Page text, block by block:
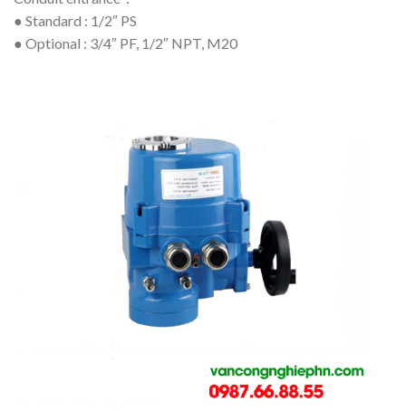
● Standard : 1/2″ PS
● Optional : 3/4″ PF, 1/2″ NPT, M20